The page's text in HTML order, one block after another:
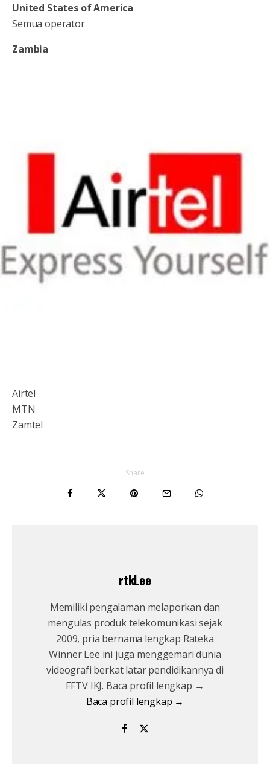
United States of America
Semua operator
Zambia
Airtel
MTN
Zamtel
Share
rtkLee
Memiliki pengalaman melaporkan dan
mengulas produk telekomunikasi sejak
2009, pria bernama lengkap Rateka
Winner Lee ini juga menggemari dunia
videografi berkat latar pendidikannya di
FFTV IKJ. Baca profil lengkap →
Baca profil lengkap →